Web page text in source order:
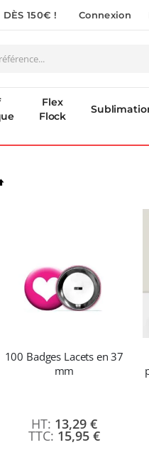
DÈS 150€ ! Connexion
Flex
Flock
Par
100 Badges Lacets en 37
mm
15,95 €
13,29 €
Formation en présentiel (demi-journée)
À partir de
À partir de